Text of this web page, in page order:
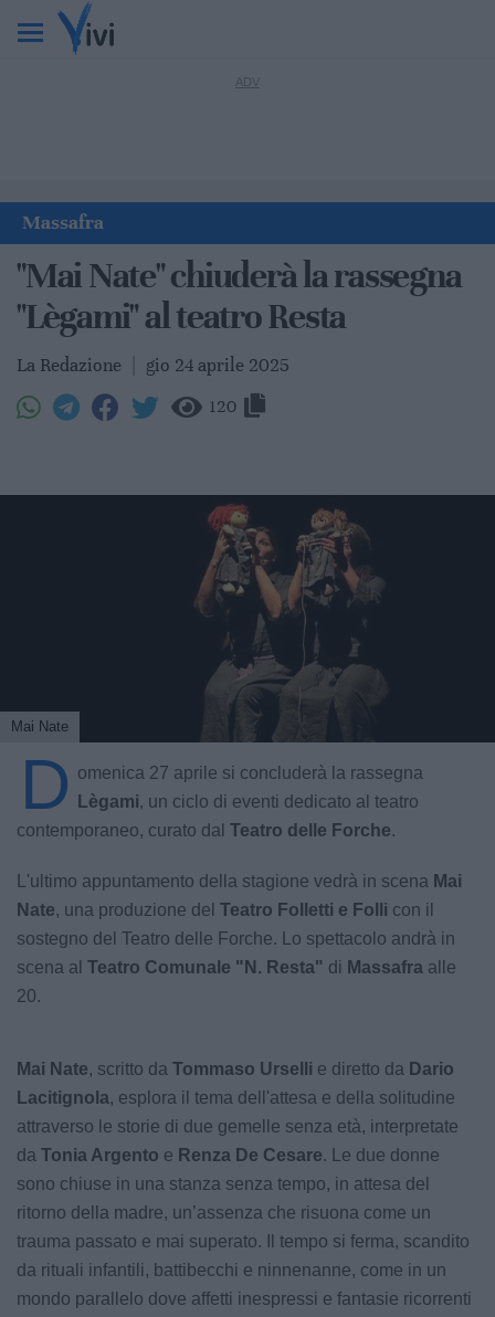
Massafra
"Mai Nate" chiuderà la rassegna
"Lègami" al teatro Resta
La Redazione gio 24 aprile 2025
120
Mai Nate
D omenica 27 aprile si concluderà la rassegna
Lègami, un ciclo di eventi dedicato al teatro
contemporaneo, curato dal Teatro delle Forche.
L'ultimo appuntamento della stagione vedrà in scena Mai
Nate, una produzione del Teatro Folletti e Folli con il
sostegno del Teatro delle Forche. Lo spettacolo andrà in
scena al Teatro Comunale "N. Resta" di Massafra alle
20.
Mai Nate, scritto da Tommaso Urselli e diretto da Dario
Lacitignola, esplora il tema dell'attesa e della solitudine
attraverso le storie di due gemelle senza età, interpretate
da Tonia Argento e Renza De Cesare. Le due donne
sono chiuse in una stanza senza tempo, in attesa del
ritorno della madre, un’assenza che risuona come un
trauma passato e mai superato. Il tempo si ferma, scandito
da rituali infantili, battibecchi e ninnenanne, come in un
mondo parallelo dove affetti inespressi e fantasie ricorrenti